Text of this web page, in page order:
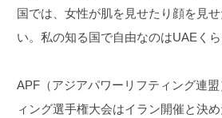
国では、女性が肌を見せたり顔を見
い。私の知る国で自由なのはUAEく
APF（アジアパワーリフティング連
ィング選手権大会はイラン開催と決